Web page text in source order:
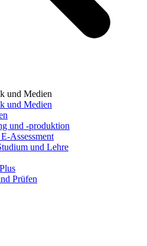
und Medien
und Medien
und -produktion
Assessment
und Lehre
Prüfen